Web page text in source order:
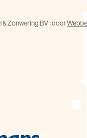
Zonwering BV | door